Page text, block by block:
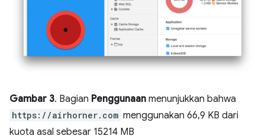
Gambar 3. Bagian Penggunaan menunjukkan bahwa
https://airhorner.com menggunakan 66,9 KB dari
kuota asal sebesar 15214 MB